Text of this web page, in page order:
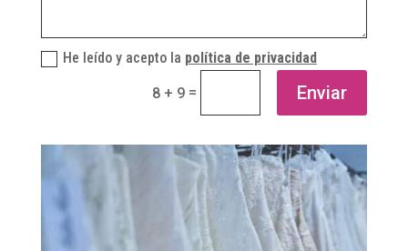
He leído y acepto la política de privacidad
8 + 9 = Enviar